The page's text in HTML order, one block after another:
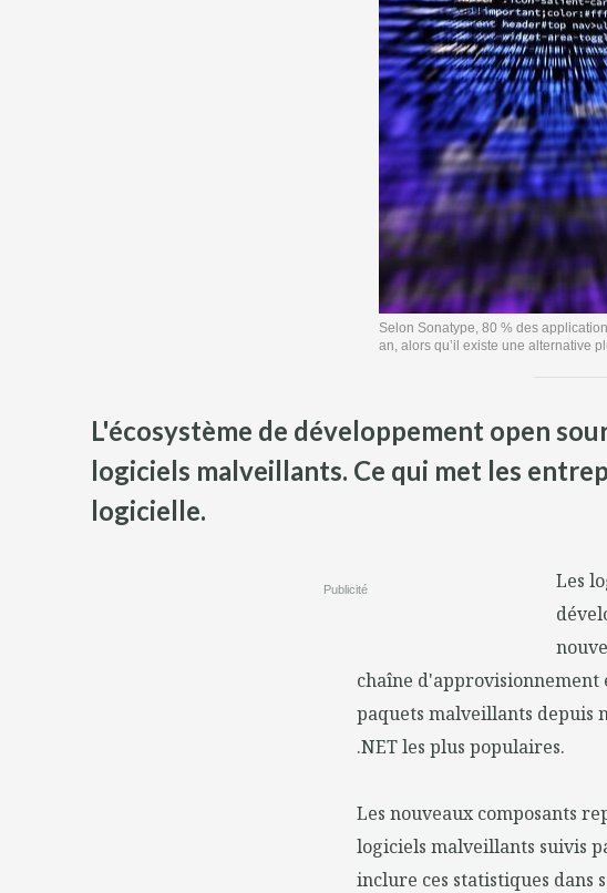
Selon Sonatype, 80 % des
an, alors qu’il existe une alternative
L'écosystème de développement open
logiciels malveillants. Ce qui met les
logicielle.
Publicité
Les
chaîne d'approvisionnement
paquets malveillants depuis
.NET les plus populaires.
Les nouveaux composants
logiciels malveillants suivis
inclure ces statistiques dans